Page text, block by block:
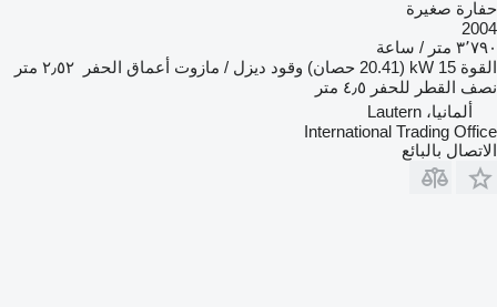
حفارة صغيرة
2004
٣٬٧٩٠ متر / ساعة
القوة 15 kW (20.41 حصان) وقود ديزل / مازوت أعماق الحفر
٢٫٥٢ متر
نصف القطر للحفر ٤٫٥ متر
ألمانيا، Lautern
International Trading Office
الاتصال بالبائع